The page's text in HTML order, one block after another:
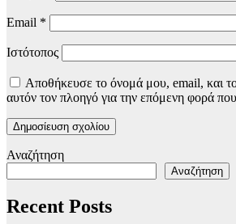
Email *
Ιστότοπος
Αποθήκευσε το όνομά μου, email, και
αυτόν τον πλοηγό για την επόμενη φορά
Αναζήτηση
Αναζήτηση
Recent Posts